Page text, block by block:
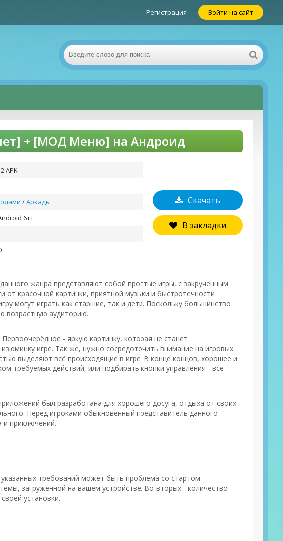
Регистрация Войти на сайт
+ [МОД Меню] на Андроид
Скачать
В закладки
APK
/Аркады
6++
жанра представляют собой простые игры, с закрученным
красочной картинки, приятной музыки и быстротечности
могут играть как старшие, так и дети. Поскольку большинство
возрастную аудиторию.
- яркую картинку, которая не станет
игре. Так же, нужно сосредоточить внимание на игровых
выделяют всё происходящие в игре. В конце концов, хорошее и
требуемых действий, или подбирать кнопки управления - всё
был разработана для хорошего досуга, отдыха от своих
Перед игроками обыкновенный представитель данного
и приключений.
требований может быть проблема со стартом
загруженной на вашем устройстве. Во-вторых - количество
установки.